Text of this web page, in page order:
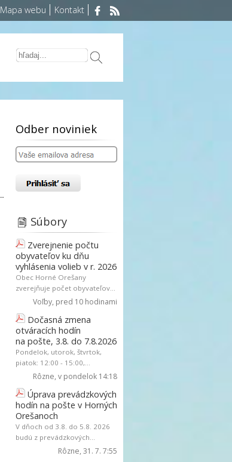
Mapa webu Kontakt
Odber noviniek
Súbory
Zverejnenie počtu
obyvateľov ku dňu
vyhlásenia volieb v r. 2026
Obec Horné Orešany
zverejňuje počet obyvateľov...
Voľby, pred 10 hodinami
Dočasná zmena
otváracích hodín
na pošte, 3.8. do 7.8.2026
Pondelok, utorok, štvrtok,
piatok: 12:00 - 15:00,...
Rôzne, v pondelok 14:18
Úprava prevádzkových
hodín na pošte v Horných
Orešanoch
V dňoch od 3.8. do 5.8. 2026
budú z prevádzkových...
Rôzne, 31. 7. 7:55